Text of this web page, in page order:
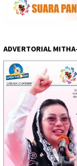
ADVERTORIAL